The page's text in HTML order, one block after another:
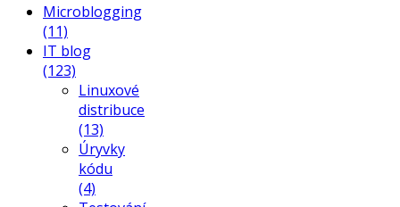
Microblogging
(11)
IT blog
(123)
Linuxové
distribuce
(13)
Úryvky
kódu
(4)